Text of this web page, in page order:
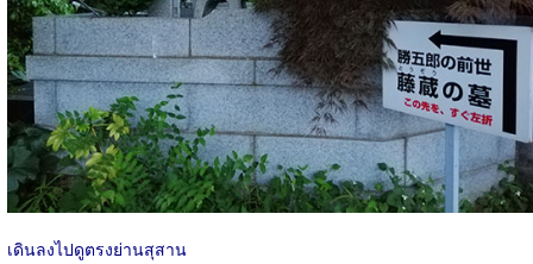
เดินลงไปดูตรงย่านสุสาน